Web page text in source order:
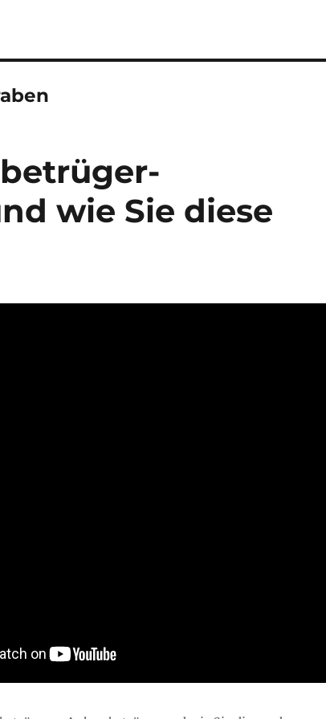
wie Sie diese